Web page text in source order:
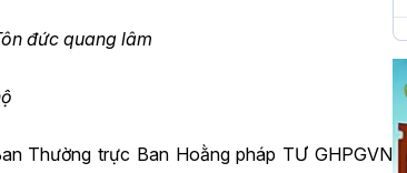
đức quang lâm
Thường trực Ban Hoằng pháp TƯ GHPGVN